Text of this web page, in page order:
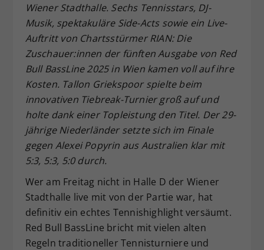
Wiener Stadthalle. Sechs Tennisstars, DJ-
Musik, spektakuläre Side-Acts sowie ein Live-
Auftritt von Chartsstürmer RIAN: Die
Zuschauer:innen der fünften Ausgabe von Red
Bull BassLine 2025 in Wien kamen voll auf ihre
Kosten. Tallon Griekspoor spielte beim
innovativen Tiebreak-Turnier groß auf und
holte dank einer Topleistung den Titel. Der 29-
jährige Niederländer setzte sich im Finale
gegen Alexei Popyrin aus Australien klar mit
5:3, 5:3, 5:0 durch.
Wer am Freitag nicht in Halle D der Wiener
Stadthalle live mit von der Partie war, hat
definitiv ein echtes Tennishighlight versäumt.
Red Bull BassLine bricht mit vielen alten
Regeln traditioneller Tennisturniere und
Zweck
Dieser Wert speichert Ihre Consent-
Einstellungen. Unter anderem eine
zufällig generierte ID, für die
historische Speicherung Ihrer
vorgenommen Einstellungen, falls der
Webseiten-Betreiber dies eingestellt